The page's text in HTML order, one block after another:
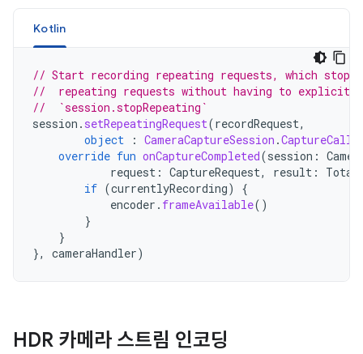
Kotlin
// Start recording repeating requests, which stops
//  repeating requests without having to
//  `session.stopRepeating`
session . setRepeatingRequest(recordRequest,
object
: CameraCaptureSession .
override fun onCaptureCompleted(session :
request : CaptureRequest, result :
if (currentlyRecording)
{
encoder . frameAvailable()
}
}
},
cameraHandler)
HDR 카메라 스트림 인코딩